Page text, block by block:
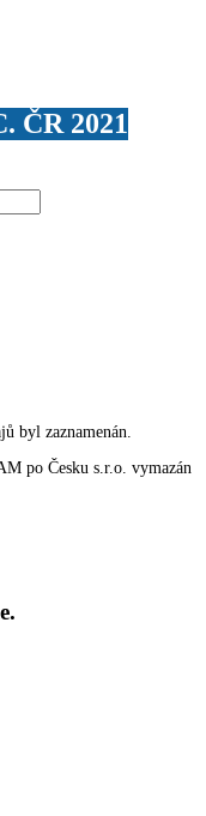
ČR 2021
byl zaznamenán.
po Česku s.r.o. vymazán